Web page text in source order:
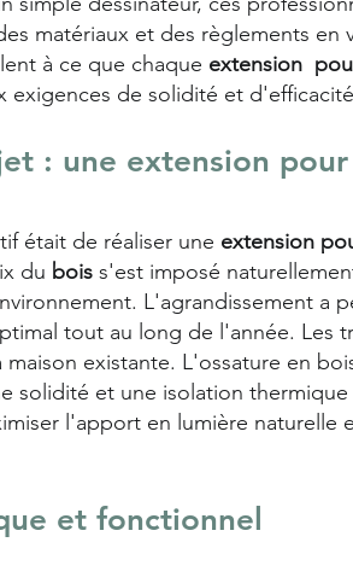
matériaux et des règlements en
à ce que chaque extension
exigences de solidité et
: une extension
était de réaliser une extension
du bois s'est imposé
L'agrandissement a
tout au long de l'année. Les
existante. L'ossature en
solidité et une isolation
l'apport en lumière
et fonctionnel